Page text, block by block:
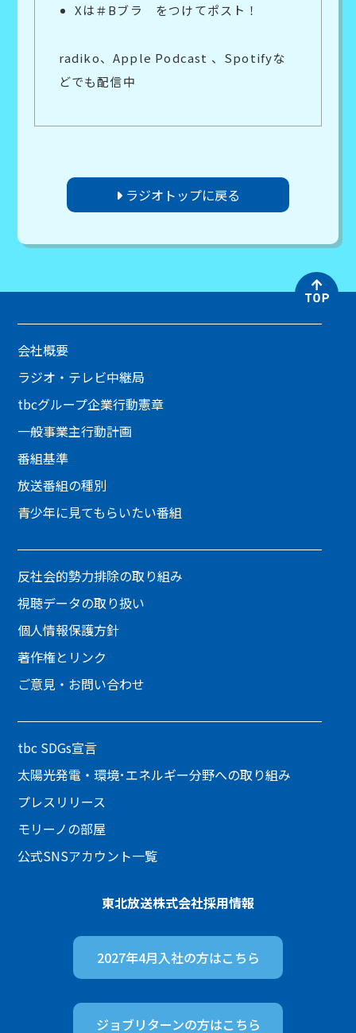
Xは＃Bブラ をつけてポスト！
radiko、Apple Podcast 、Spotifyな
どでも配信中
ラジオトップに戻る
会社概要
ラジオ・テレビ中継局
tbcグループ企業行動憲章
一般事業主行動計画
番組基準
放送番組の種別
青少年に見てもらいたい番組
反社会的勢力排除の取り組み
視聴データの取り扱い
個人情報保護方針
著作権とリンク
ご意見・お問い合わせ
tbc SDGs宣言
太陽光発電・環境･エネルギー分野への取り組み
プレスリリース
モリーノの部屋
公式SNSアカウント一覧
東北放送株式会社採用情報
2027年4月入社の方はこちら
ジョブリターンの方はこちら